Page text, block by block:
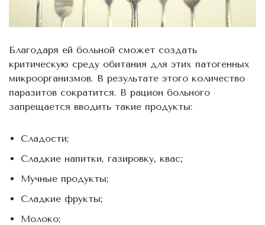
Благодаря ей больной сможет создать
критическую среду обитания для этих патогенных
микроорганизмов. В результате этого количество
паразитов сократится. В рацион больного
запрещается вводить такие продукты:
Сладости;
Сладкие напитки, газировку, квас;
Мучные продукты;
Сладкие фрукты;
Молоко;